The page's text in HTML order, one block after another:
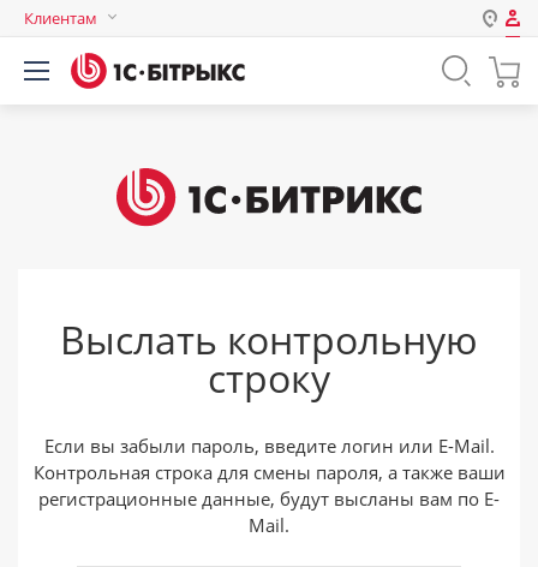
Клиентам
Авторизация
Логин
Запомнить меня на этом
компьютере
Забыли свой пароль?
или войдите с помощью
Выслать контрольную
строку
Если вы забыли пароль, введите логин или E-Mail.
Контрольная строка для смены пароля, а также ваши
регистрационные данные, будут высланы вам по E-
Mail.